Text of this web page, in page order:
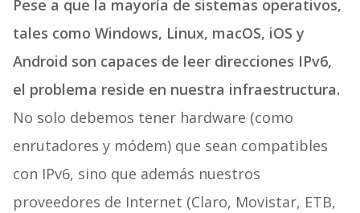
Pese a que la mayoría de sistemas operativos,
tales como Windows, Linux, macOS, iOS y
Android son capaces de leer direcciones IPv6,
el problema reside en nuestra infraestructura.
No solo debemos tener hardware (como
enrutadores y módem) que sean compatibles
con IPv6, sino que además nuestros
proveedores de Internet (Claro, Movistar, ETB,